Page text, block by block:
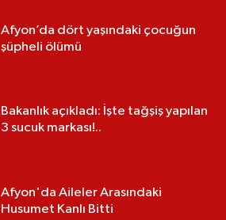
Afyon’da dört yaşındaki çocuğun
şüpheli ölümü
Bakanlık açıkladı: İşte tağşiş yapılan
3 sucuk markası!..
Afyon'da Aileler Arasındaki
Husumet Kanlı Bitti